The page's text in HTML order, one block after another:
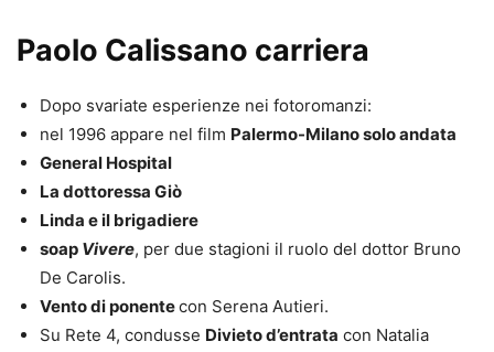
Paolo Calissano carriera
Dopo svariate esperienze nei fotoromanzi:
nel 1996 appare nel film Palermo-Milano solo andata
General Hospital
La dottoressa Giò
Linda e il brigadiere
soap Vivere, per due stagioni il ruolo del dottor Bruno
De Carolis.
Vento di ponentecon Serena Autieri.
Su Rete 4, condusse Divieto d’entrata con Natalia